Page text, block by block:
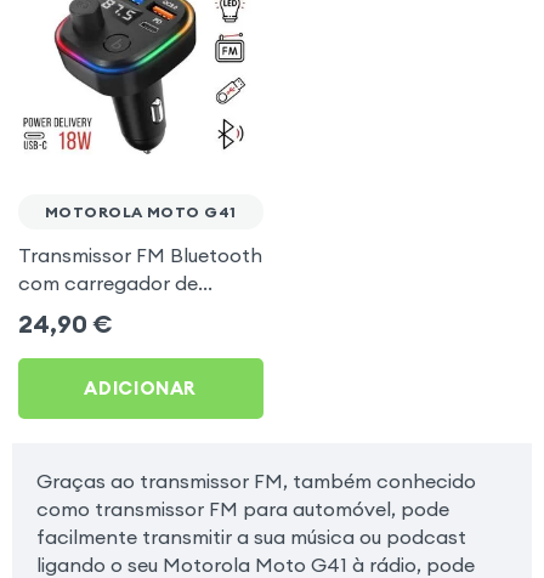
MOTOROLA MOTO G41
Transmissor FM Bluetooth
com carregador de
isqueiro USB / USB-C, C2 -
Preto para Motorola
Moto G41
24,90 €
ADICIONAR
Graças ao transmissor FM, também conhecido
como transmissor FM para automóvel, pode
facilmente transmitir a sua música ou podcast
ligando o seu Motorola Moto G41 à rádio, pode